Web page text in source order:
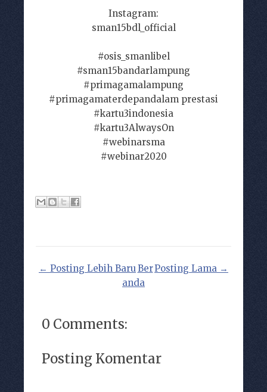
Instagram:
sman15bdl_official
#osis_smanlibel
#sman15bandarlampung
#primagamalampung
#primagamaterdepandalam prestasi
#kartu3indonesia
#kartu3AlwaysOn
#webinarsma
#webinar2020
← Posting Lebih Baru Posting Lama →
Ber
anda
0 Comments:
Posting Komentar